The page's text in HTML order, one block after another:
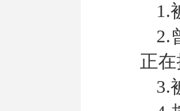
1.
2.
正
3.